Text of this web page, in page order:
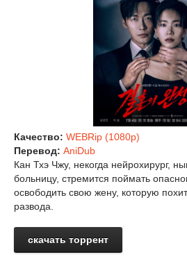
Качество: WEBRip (1080p)
Перевод: AniDub
Кан Тхэ Чжу, некогда нейрохирург,
больницу, стремится поймать
освободить свою жену, которую
развода.
скачать торрент